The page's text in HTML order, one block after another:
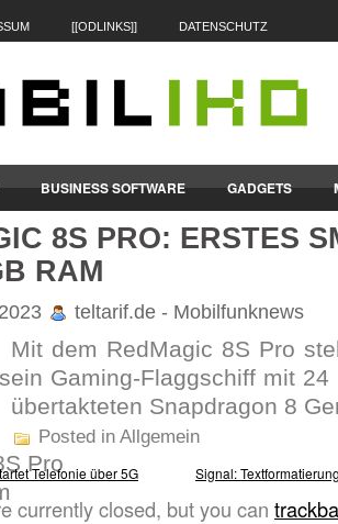
[[ODLINKS]] DATENSCHUTZ
BUSINESS SOFTWARE GADGETS
TABLET-PCS VERTRÄGE &
8S PRO: ERSTES
RAM
teltarif.de - Mobilfunknews
Mit dem RedMagic 8S Pro
ein Gaming-Flagg­schiff mit
über­tak­teten Snap­dragon 8
Posted in Allgemein
Telefonie über 5G Signal:
currently closed, but you can